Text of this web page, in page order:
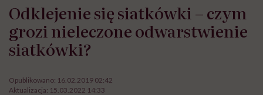
Odklejenie się siatkówki – czym
grozi nieleczone odwarstwienie
siatkówki?
Opublikowano: 16.02.2019 02:42
Aktualizacja: 15.03.2022 14:33